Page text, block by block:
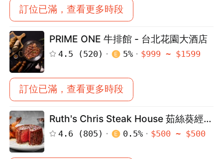
訂位已滿，查看更多時段
PRIME ONE 牛排館 - 台北花園大酒店
4.5 (520 ) 5% $999 ~ $1599
訂位已滿，查看更多時段
Ruth's Chris Steak House 茹絲葵經典
牛排館（民生店）
4.6 (805 ) 0.5% $500 ~ $500